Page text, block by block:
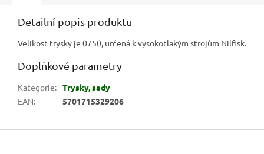
Detailní popis produktu
Velikost trysky je 0750, určená k vysokotlakým strojům Nilfisk.
Doplňkové parametry
Kategorie: Trysky, sady
EAN: 5701715329206
Z